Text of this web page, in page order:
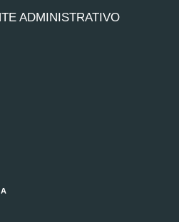
ADMINISTRATIVO